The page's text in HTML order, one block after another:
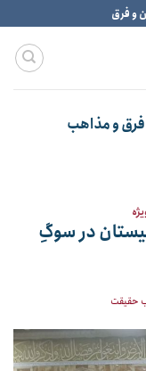
و فرق
فرق و مذاهب
در سوگِ
حقیقت